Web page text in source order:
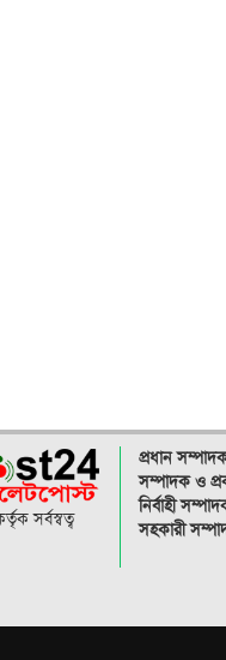
সর্বস্বত্ব
প্রধান
সম্পাদক ও
নির্বাহী
সহকারী